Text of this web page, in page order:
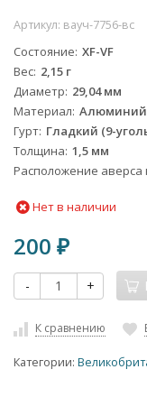
Артикул: вауч-7756-вс
Состояние XF-VF
Вес 2,15 г
Диаметр 29,04 мм
Материал Алюминий
Гурт Гладкий (9-
Толщина 1,5 мм
Расположение аверса
Нет в наличии
200 ₽
- +
К сравнению
Категории: